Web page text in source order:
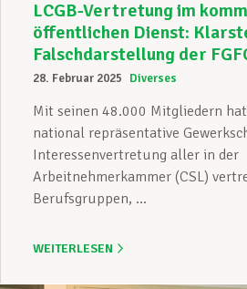
LCGB-Vertretung im
öffentlichen Dienst:
Falschdarstellung der
28. Februar 2025 Diverses
Mit seinen 48.000 Mitgliedern hat
national repräsentative
Interessenvertretung aller in der
Arbeitnehmerkammer (CSL)
Berufsgruppen, ...
WEITERLESEN